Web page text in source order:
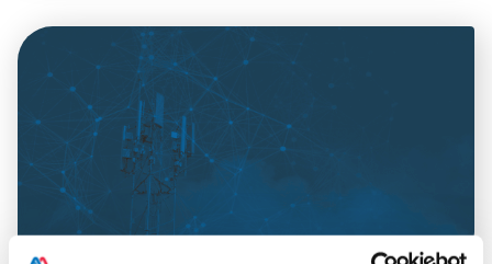
Communication